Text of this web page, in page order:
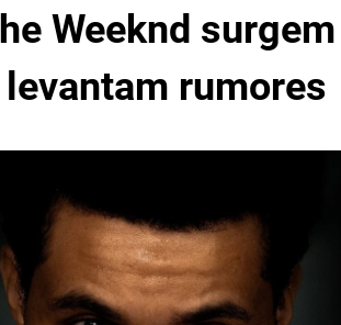
Weeknd
levantam rumores